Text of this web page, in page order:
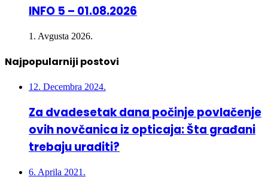
INFO 5 – 01.08.2026
1. Avgusta 2026.
Najpopularniji postovi
12. Decembra 2024.
Za dvadesetak dana počinje povlačenje
ovih novčanica iz opticaja: Šta građani
trebaju uraditi?
6. Aprila 2021.